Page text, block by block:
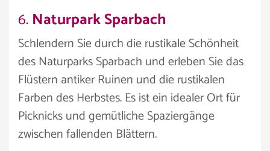
6.Naturpark Sparbach
Schlendern Sie durch die rustikale Schönheit
des Naturparks Sparbach und erleben Sie das
Flüstern antiker Ruinen und die rustikalen
Farben des Herbstes. Es ist ein idealer Ort für
Picknicks und gemütliche Spaziergänge
zwischen fallenden Blättern.